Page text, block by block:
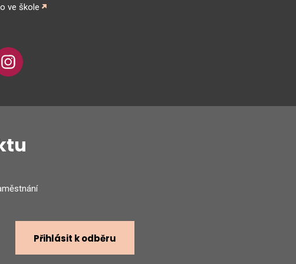
ve škole
Instagram
Přihlásit k odběru